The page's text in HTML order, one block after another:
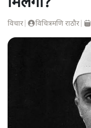
विचार विचित्रमणि राठौर